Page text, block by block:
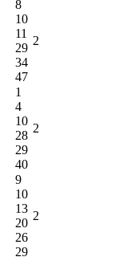
8
10
11
29
34
47
2
1
4
10
28
29
40
2
9
10
13
20
26
29
2